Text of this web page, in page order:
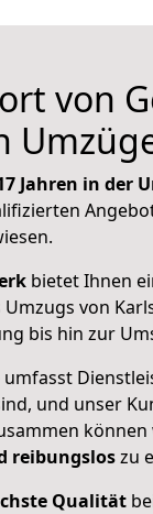
von
Jahren in der
bietet Ihnen
von
bis hin zur
umfasst
und unser
reibungsloszu
Qualität